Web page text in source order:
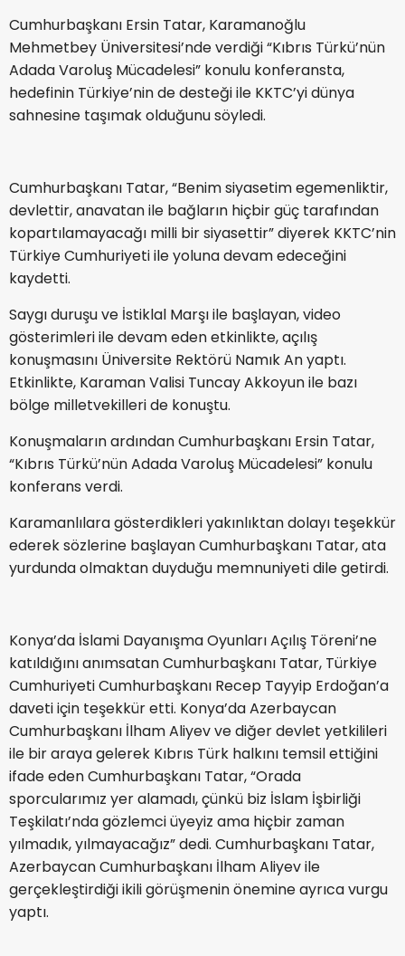
Cumhurbaşkanı Ersin Tatar, Karamanoğlu
Mehmetbey Üniversitesi’nde verdiği “Kıbrıs Türkü’nün
Adada Varoluş Mücadelesi” konulu konferansta,
hedefinin Türkiye’nin de desteği ile KKTC’yi dünya
sahnesine taşımak olduğunu söyledi.
Cumhurbaşkanı Tatar, “Benim siyasetim egemenliktir,
devlettir, anavatan ile bağların hiçbir güç tarafından
kopartılamayacağı milli bir siyasettir” diyerek KKTC’nin
Türkiye Cumhuriyeti ile yoluna devam edeceğini
kaydetti.
Saygı duruşu ve İstiklal Marşı ile başlayan, video
gösterimleri ile devam eden etkinlikte, açılış
konuşmasını Üniversite Rektörü Namık An yaptı.
Etkinlikte, Karaman Valisi Tuncay Akkoyun ile bazı
bölge milletvekilleri de konuştu.
Konuşmaların ardından Cumhurbaşkanı Ersin Tatar,
“Kıbrıs Türkü’nün Adada Varoluş Mücadelesi” konulu
konferans verdi.
Karamanlılara gösterdikleri yakınlıktan dolayı teşekkür
ederek sözlerine başlayan Cumhurbaşkanı Tatar, ata
yurdunda olmaktan duyduğu memnuniyeti dile getirdi.
Konya’da İslami Dayanışma Oyunları Açılış Töreni’ne
katıldığını anımsatan Cumhurbaşkanı Tatar, Türkiye
Cumhuriyeti Cumhurbaşkanı Recep Tayyip Erdoğan’a
daveti için teşekkür etti. Konya’da Azerbaycan
Cumhurbaşkanı İlham Aliyev ve diğer devlet yetkilileri
ile bir araya gelerek Kıbrıs Türk halkını temsil ettiğini
ifade eden Cumhurbaşkanı Tatar, “Orada
sporcularımız yer alamadı, çünkü biz İslam İşbirliği
Teşkilatı’nda gözlemci üyeyiz ama hiçbir zaman
yılmadık, yılmayacağız” dedi. Cumhurbaşkanı Tatar,
Azerbaycan Cumhurbaşkanı İlham Aliyev ile
gerçekleştirdiği ikili görüşmenin önemine ayrıca vurgu
yaptı.